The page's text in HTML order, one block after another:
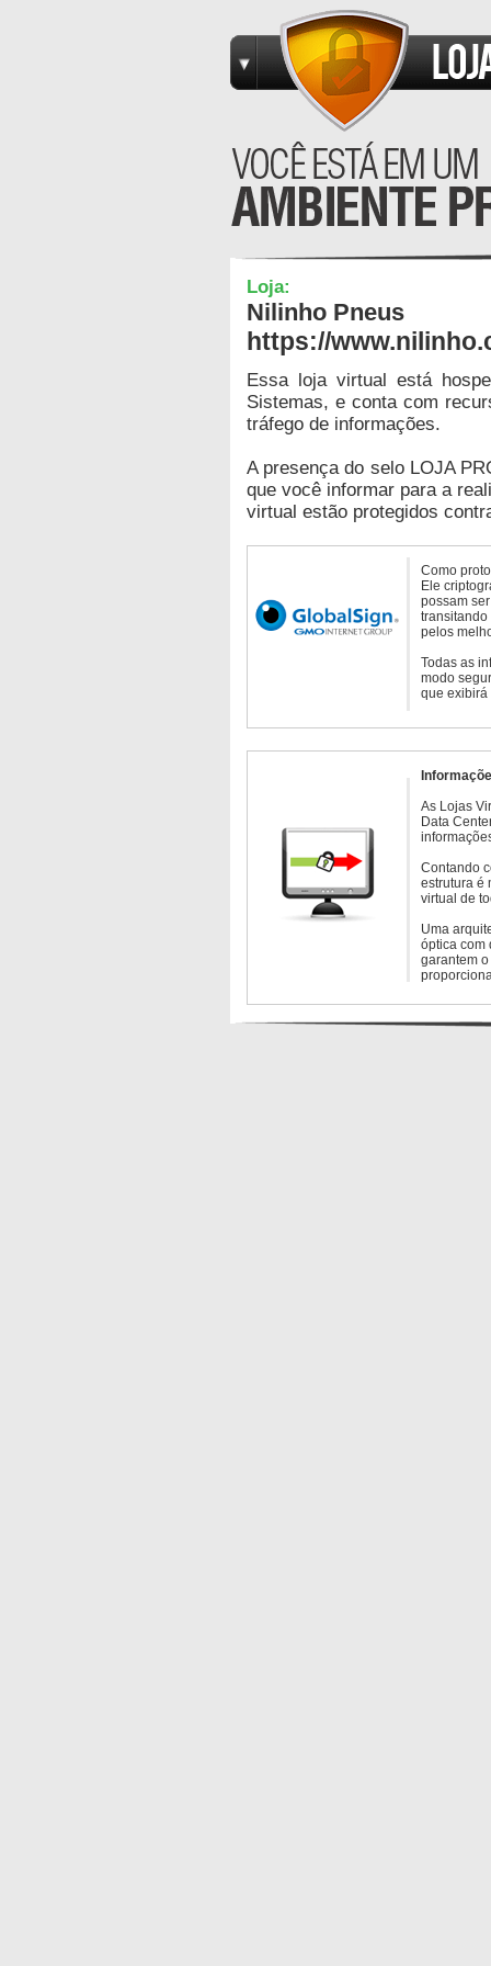
Loja:
Nilinho Pneus
https://
Essa loja virtual está
Sistemas, e conta com
tráfego de informações.
A presença do selo LOJA
que você informar para a
virtual estão protegidos
Como
Ele
possam
transitando
pelos
Todas as
modo
que exibirá
As Lojas
Data
Contando
estrutura é
virtual de
Uma
óptica com
garantem